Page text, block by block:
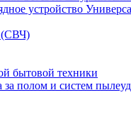
(СВЧ)
бытовой техники
за полом и систем